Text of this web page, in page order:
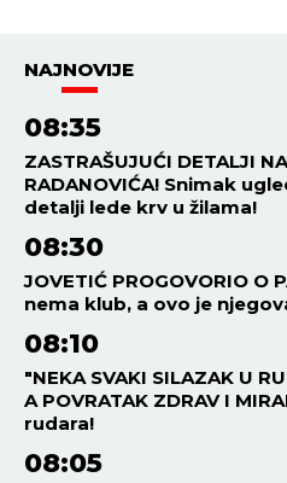
NAJNOVIJE
08:35
ZASTRAŠUJUĆI DETALJI
RADANOVIĆA! Snimak
detalji lede krv u žilama!
08:30
JOVETIĆ PROGOVORIO O
nema klub, a ovo je
08:10
"NEKA SVAKI SILAZAK U
A POVRATAK ZDRAV I
rudara!
08:05